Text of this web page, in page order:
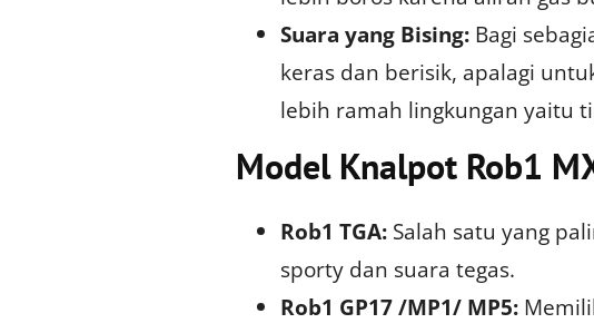
Suara yang Bising: Bagi
keras dan berisik, apalagi
lebih ramah lingkungan yaitu
Model Knalpot Rob1
Rob1 TGA: Salah satu yang
sporty dan suara tegas.
Rob1 GP17 /MP1/ MP5: